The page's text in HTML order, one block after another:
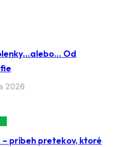
Od
2026
– príbeh pretekov, ktoré